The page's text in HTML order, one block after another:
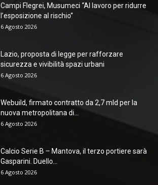
Campi Flegrei, Musumeci “Al lavoro per ridurre
l’esposizione al rischio”
6 Agosto 2026
Lazio, proposta di legge per rafforzare
sicurezza e vivibilità spazi urbani
6 Agosto 2026
Webuild, firmato contratto da 2,7 mld per la
nuova metropolitana di...
6 Agosto 2026
Calcio Serie B – Mantova, il terzo portiere sarà
Gasparini. Duello...
6 Agosto 2026